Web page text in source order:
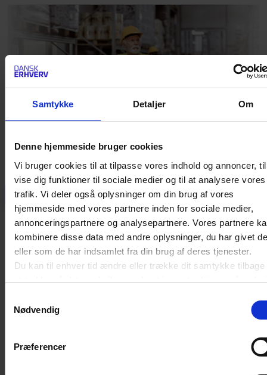
Samtykke Detaljer Om
Denne hjemmeside bruger cookies
Vi bruger cookies til at tilpasse vores indhold og annoncer,
vise dig funktioner til sociale medier og til at analysere vores
trafik. Vi deler også oplysninger om din brug af vores
hjemmeside med vores partnere inden for sociale medier,
annonceringspartnere og analysepartnere. Vores partnere
kombinere disse data med andre oplysninger, du har givet
eller som de har indsamlet fra din brug af deres tjenester.
Du kan til enhver tid ændre eller trække dit samtykke tilbage
at trykke på det runde ikon nederst i venstre hjørne på
Nødvendig
Præferencer
Forrige
NYHED
Nye tal: Rekordmange
folkepensionister fortsætter i
jobbet
Knap hver tredje mand fortsætter med at arbejde,
selv om han krydser folkepensionsalderen, viser en
ny analyse fra Dansk Erhverv. For kvinderne er
andelen knap hver femte. ”En meget markant
Mikkelsen.